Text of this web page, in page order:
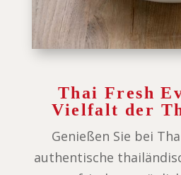
Thai Fresh
Vielfalt der
Genießen Sie bei
authentische